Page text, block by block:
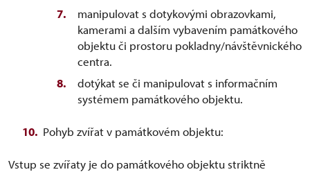
manipulovat s dotykovými obrazovkami,
kamerami a dalším vybavením památkového
objektu či prostoru pokladny/návštěvnického
centra.
dotýkat se či manipulovat s informačním
systémem památkového objektu.
Pohyb zvířat v památkovém objektu:
Vstup se zvířaty je do památkového objektu striktně